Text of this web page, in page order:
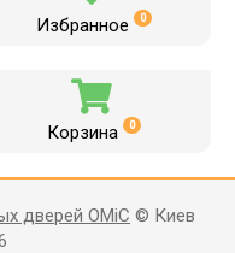
Избранное 0
Корзина 0
дверей OMiC © Киев